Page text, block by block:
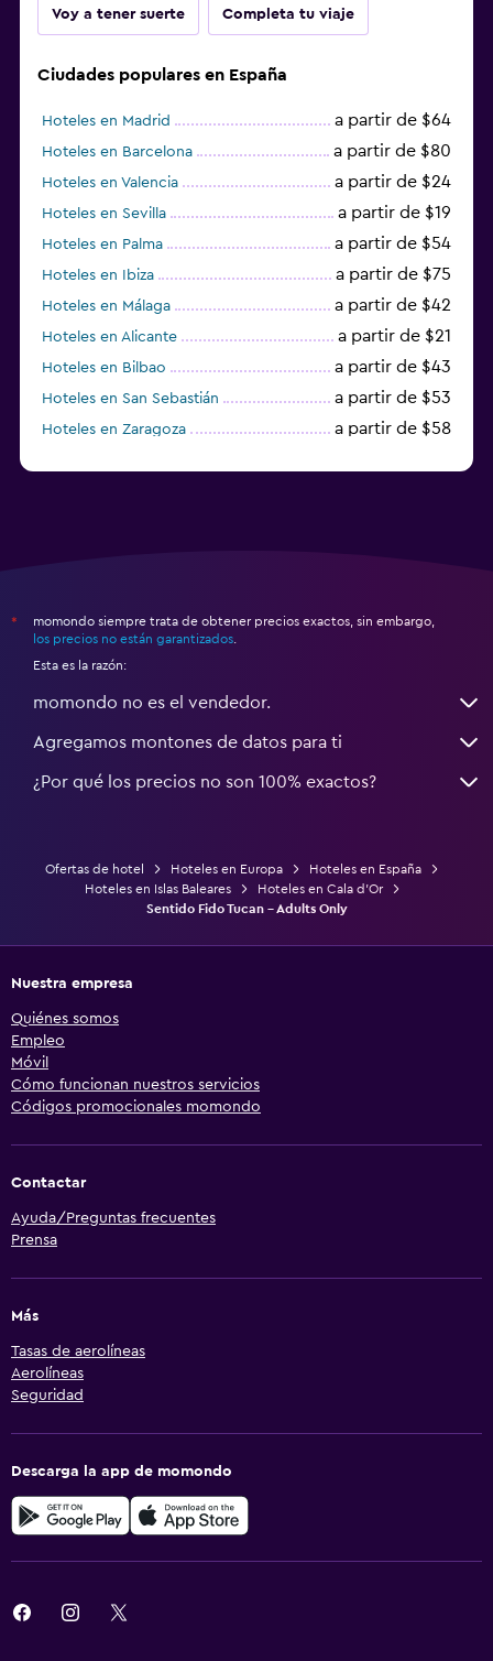
Voy a tener suerte Completa tu viaje
Ciudades populares en España
Hoteles en Madrid a partir de $64
Hoteles en Barcelona a partir de $80
Hoteles en Valencia a partir de $24
Hoteles en Sevilla a partir de $19
Hoteles en Palma a partir de $54
Hoteles en Ibiza a partir de $75
Hoteles en Málaga a partir de $42
Hoteles en Alicante a partir de $21
Hoteles en Bilbao a partir de $43
Hoteles en San Sebastián a partir de $53
Hoteles en Zaragoza a partir de $58
*
momondo siempre trata de obtener precios exactos, sin embargo,
los precios no están garantizados
Esta es la razón:
momondo no es el vendedor.
Agregamos montones de datos para ti
¿Por qué los precios no son 100% exactos?
Ofertas de hotel Hoteles en Europa
Hoteles en España
Hoteles en Islas Baleares
Hoteles en Cala d'Or
Sentido Fido Tucan - Adults Only
Nuestra empresa
Quiénes somos
Empleo
Móvil
Cómo funcionan nuestros servicios
Códigos promocionales momondo
Contactar
Ayuda/Preguntas frecuentes
Prensa
Más
Tasas de aerolíneas
Aerolíneas
Seguridad
Descarga la app de momondo